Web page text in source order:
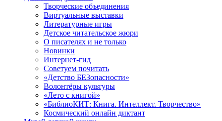
Творческие объединения
Виртуальные выставки
Литературные игры
Детское читательское жюри
О писателях и не только
Новинки
Интернет-гид
Советуем почитать
«Детство БЕЗопасности»
Волонтёры культуры
«Лето с книгой»
«БиблиоКИТ: Книга. Интеллект. Творчество»
Космический онлайн диктант